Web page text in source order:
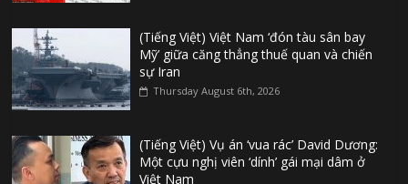
(Tiếng Việt) Việt Nam ‘đón tàu sân bay
Mỹ’ giữa căng thẳng thuế quan và chiến
sự Iran
Thursday August 6th, 2026
(Tiếng Việt) Vụ án ‘vua rác’ David Dương:
Một cựu nghị viên ‘dính’ gái mại dâm ở
Việt Nam